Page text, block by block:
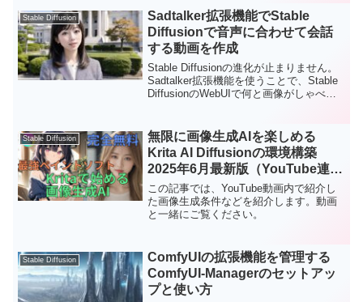
トのような画像も簡単に作ることができ
ます。今回は、アニメイラスト系のモデ
ルを使って、具体的なAIイラストの手順
を紹介したいと思います。
アップデートを実施します。
Stable Diffusion
Sadtalker拡張機能でStable
Diffusionで音声に合わせて会話
する動画を作成
Stable Diffusionの進化が止まりません。
Sadtalker拡張機能を使うことで、Stable
DiffusionのWebUIで何と画像がしゃべる
で丁寧に解説します。
Stable Diffusion
無限に画像生成AIを楽しめる
Krita AI Diffusionの環境構築
2025年6月最新版（YouTube連動
記事）
この記事では、YouTube動画内で紹介し
た画像生成条件などを紹介します。動画
と一緒にご覧ください。
Stable Diffusion
ComfyUIの拡張機能を管理する
ComfyUI-Managerのセットアッ
プと使い方